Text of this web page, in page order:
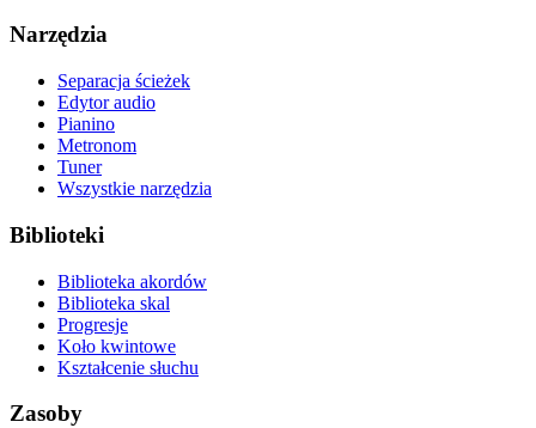
Narzędzia
Separacja ścieżek
Edytor audio
Pianino
Metronom
Tuner
Wszystkie narzędzia
Biblioteki
Biblioteka akordów
Biblioteka skal
Progresje
Koło kwintowe
Kształcenie słuchu
Zasoby